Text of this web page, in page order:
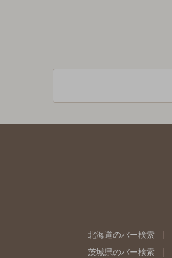
北海道のバー検索
茨城県のバー検索